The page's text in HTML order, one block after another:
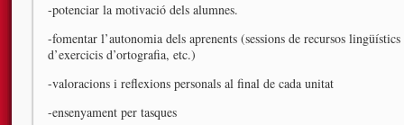
-potenciar la motivació dels alumnes.
-fomentar l’autonomia dels aprenents (sessions de recursos
d’exercicis d’ortografia, etc.)
-valoracions i reflexions personals al final de cada unitat
-ensenyament per tasques